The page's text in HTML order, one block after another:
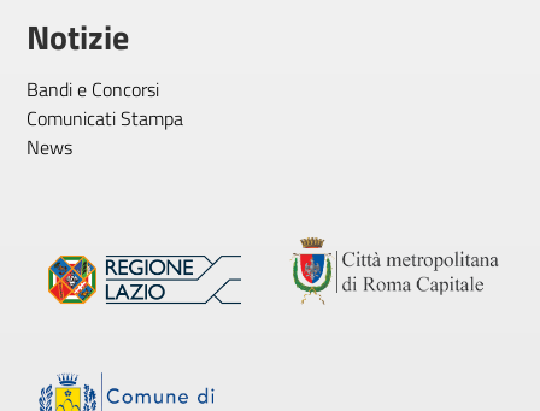
Notizie
Bandi e Concorsi
Comunicati Stampa
News